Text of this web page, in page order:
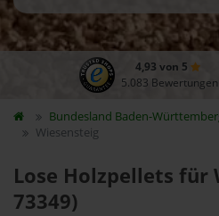
4,93 von 5
5.083 Bewertungen
Bundesland Baden-
Wiesensteig
Lose Holzpellets für
73349)